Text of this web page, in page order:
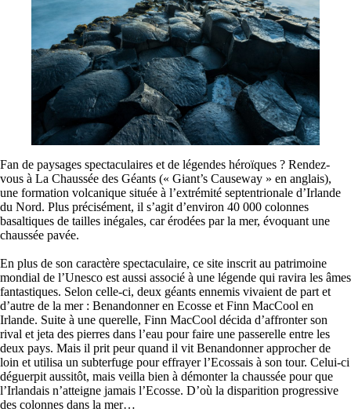
Fan de paysages spectaculaires et de légendes héroïques ? Rendez-
vous à La Chaussée des Géants (« Giant’s Causeway » en anglais),
une formation volcanique située à l’extrémité septentrionale d’Irlande
du Nord. Plus précisément, il s’agit d’environ 40 000 colonnes
basaltiques de tailles inégales, car érodées par la mer, évoquant une
chaussée pavée.
En plus de son caractère spectaculaire, ce site inscrit au patrimoine
mondial de l’Unesco est aussi associé à une légende qui ravira les âmes
fantastiques. Selon celle-ci, deux géants ennemis vivaient de part et
d’autre de la mer : Benandonner en Ecosse et Finn MacCool en
Irlande. Suite à une querelle, Finn MacCool décida d’affronter son
rival et jeta des pierres dans l’eau pour faire une passerelle entre les
deux pays. Mais il prit peur quand il vit Benandonner approcher de
loin et utilisa un subterfuge pour effrayer l’Ecossais à son tour. Celui-ci
déguerpit aussitôt, mais veilla bien à démonter la chaussée pour que
l’Irlandais n’atteigne jamais l’Ecosse. D’où la disparition progressive
des colonnes dans la mer…